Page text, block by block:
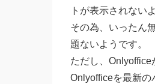
トが表示されない
その為、いったん
題ないようです。
ただし、Onlyoffice
Onlyofficeを最新の